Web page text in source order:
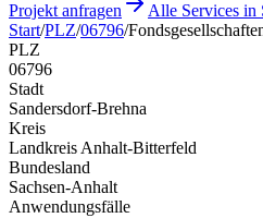
Projekt anfragen
Alle Services in
Start/PLZ/06796/
PLZ
06796
Stadt
Sandersdorf-Brehna
Kreis
Landkreis Anhalt-Bitterfeld
Bundesland
Sachsen-Anhalt
Anwendungsfälle